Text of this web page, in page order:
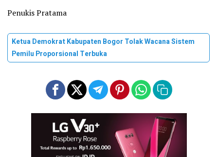
Penukis Pratama
Ketua Demokrat Kabupaten Bogor Tolak Wacana Sistem
Pemilu Proporsional Terbuka